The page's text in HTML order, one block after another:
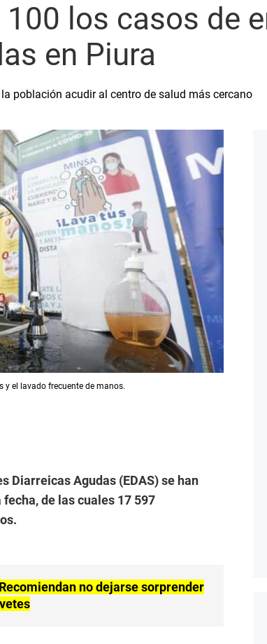
los casos de
en Piura
población acudir al centro de salud más cercano
y el lavado frecuente de manos.
Diarreicas Agudas (EDAS) se han
de las cuales 17 597
no dejarse sorprender